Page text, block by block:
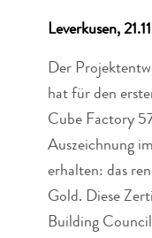
Leverkusen,
Der
hat für den
Cube Factory
Auszeichnung
erhalten: das
Gold. Diese
Building